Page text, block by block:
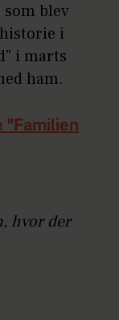
som blev
i
i marts
ham.
"Familien
hvor der